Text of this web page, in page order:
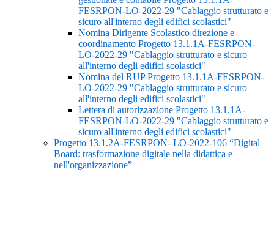
FESRPON-LO-2022-29 "Cablaggio strutturato e
sicuro all'interno degli edifici scolastici"
Nomina Dirigente Scolastico direzione e
coordinamento Progetto 13.1.1A-FESRPON-
LO-2022-29 "Cablaggio strutturato e sicuro
all'interno degli edifici scolastici"
Nomina del RUP Progetto 13.1.1A-FESRPON-
LO-2022-29 "Cablaggio strutturato e sicuro
all'interno degli edifici scolastici"
Lettera di autorizzazione Progetto 13.1.1A-
FESRPON-LO-2022-29 "Cablaggio strutturato e
sicuro all'interno degli edifici scolastici"
Progetto 13.1.2A-FESRPON- LO-2022-106 “Digital
Board: trasformazione digitale nella didattica e
nell'organizzazione”